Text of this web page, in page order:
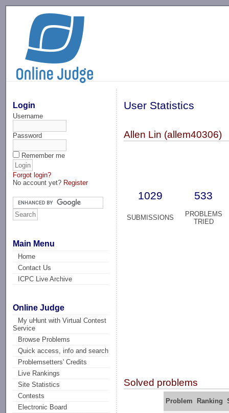
Login
Username
Password
Remember me
Forgot login?
No account yet? Register
Main Menu
Home
Contact Us
ICPC Live Archive
Online Judge
My uHunt with Virtual Contest
Service
Browse Problems
Quick access, info and search
Problemsetters' Credits
Live Rankings
Site Statistics
Contests
Electronic Board
User Statistics
Allen Lin (allem40306)
1029 533
SUBMISSIONS
PROBLEMS
TRIED
Solved problems
Problem Ranking